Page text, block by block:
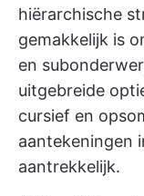
hiërarchische
gemakkelijk is
en
uitgebreide
cursief en
aantekeningen
aantrekkelijk.